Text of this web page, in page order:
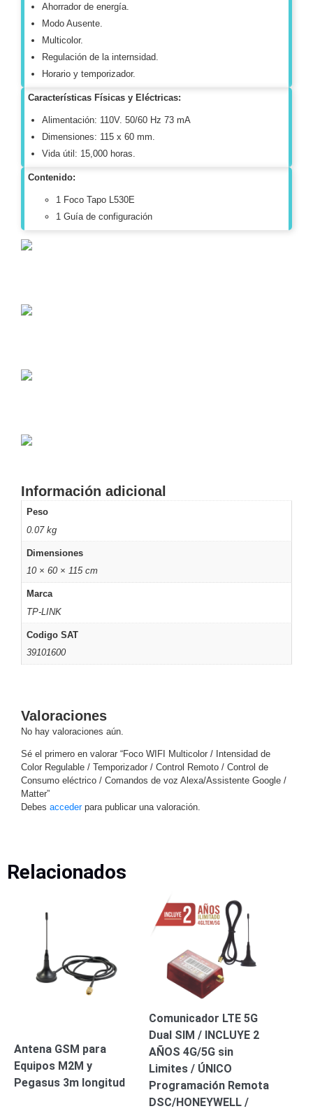
EnergíaPoE
de Largo
AlcanceUPS
- No Break
Kits-
Sistemas
Completos
Descargas
Coaxial
Alterna
DirectaRedes
Servidores
/
Almacenamiento
NAS /
SAN /
eSATA
Duros
SD /
Memorias
Micro
SDServidores
de
AplicaciónUnidades
Software
VMS y
EPCOM
HoneywellWisenet
CEIBAII /
KAPOK
Videograbadoras
Body
Cams
AccesoriosBody
Ahorrador de energía.
Modo Ausente.
Multicolor.
Regulación de la internsidad.
Horario y temporizador.
Características Físicas y Eléctricas:
Alimentación: 110V. 50/60 Hz 73 mA
Dimensiones: 115 x 60 mm.
Vida útil: 15,000 horas.
Contenido:
1 Foco Tapo L530E
1 Guía de configuración
Información adicional
Peso
0.07 kg
Dimensiones
10 × 60 × 115 cm
Marca
TP-LINK
Codigo SAT
39101600
Valoraciones
No hay valoraciones aún.
Sé el primero en valorar “Foco WIFI Multicolor / Intensidad de
Color Regulable / Temporizador / Control Remoto / Control de
Consumo eléctrico / Comandos de voz Alexa/Assistente Google /
Matter”
Debes accederpara publicar una valoración.
Relacionados
Antena GSM para
Equipos M2M y
Pegasus 3m longitud
Comunicador LTE 5G
Dual SIM / INCLUYE 2
AÑOS 4G/5G sin
Limites / ÚNICO
Programación Remota
DSC/HONEYWELL /